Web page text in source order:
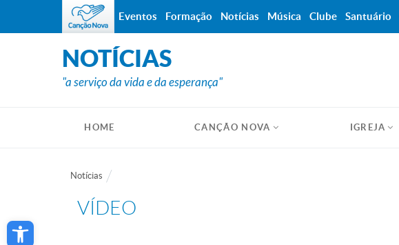
Open toolbar
NOTÍCIAS
"a serviço da vida e da esperança"
HOME CANÇÃO NOVA IGREJA
Notícias
VÍDEO
Eventos Formação Notícias Música Clube Santuário